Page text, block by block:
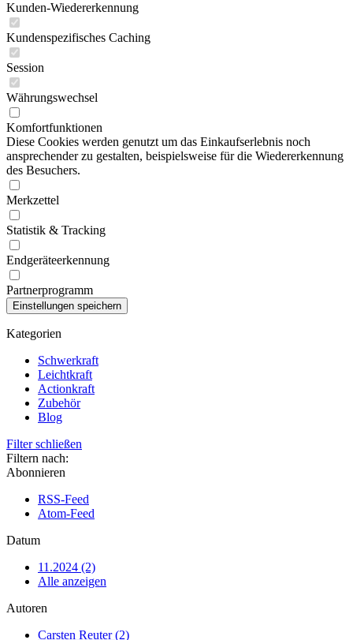
Kunden-Wiedererkennung
Kundenspezifisches Caching
Session
Währungswechsel
Komfortfunktionen
Diese Cookies werden genutzt um das Einkaufserlebnis noch
ansprechender zu gestalten, beispielsweise für die Wiedererkennung
des Besuchers.
Merkzettel
Statistik & Tracking
Endgeräteerkennung
Partnerprogramm
Kategorien
Schwerkraft
Leichtkraft
Actionkraft
Zubehör
Blog
Filter schließen
Filtern nach:
Abonnieren
RSS-Feed
Atom-Feed
Datum
11.2024 (2)
Alle anzeigen
Autoren
Carsten Reuter (2)